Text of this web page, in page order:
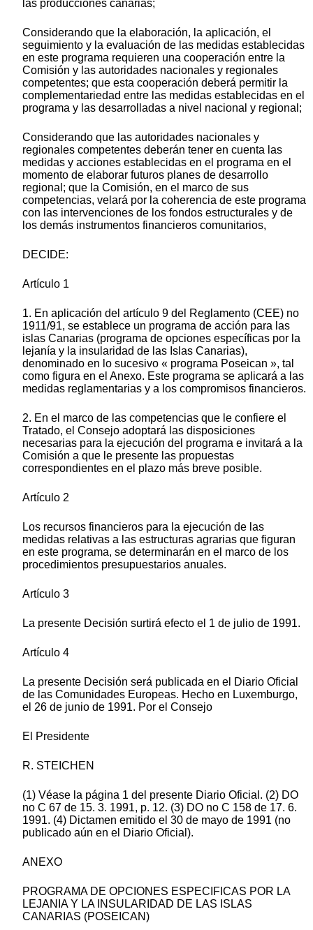
las producciones canarias;
Considerando que la elaboración, la aplicación, el
seguimiento y la evaluación de las medidas establecidas
en este programa requieren una cooperación entre la
Comisión y las autoridades nacionales y regionales
competentes; que esta cooperación deberá permitir la
complementariedad entre las medidas establecidas en el
programa y las desarrolladas a nivel nacional y regional;
Considerando que las autoridades nacionales y
regionales competentes deberán tener en cuenta las
medidas y acciones establecidas en el programa en el
momento de elaborar futuros planes de desarrollo
regional; que la Comisión, en el marco de sus
competencias, velará por la coherencia de este programa
con las intervenciones de los fondos estructurales y de
los demás instrumentos financieros comunitarios,
DECIDE:
Artículo 1
1. En aplicación del artículo 9 del Reglamento (CEE) no
1911/91, se establece un programa de acción para las
islas Canarias (programa de opciones específicas por la
lejanía y la insularidad de las Islas Canarias),
denominado en lo sucesivo « programa Poseican », tal
como figura en el Anexo. Este programa se aplicará a las
medidas reglamentarias y a los compromisos financieros.
2. En el marco de las competencias que le confiere el
Tratado, el Consejo adoptará las disposiciones
necesarias para la ejecución del programa e invitará a la
Comisión a que le presente las propuestas
correspondientes en el plazo más breve posible.
Artículo 2
Los recursos financieros para la ejecución de las
medidas relativas a las estructuras agrarias que figuran
en este programa, se determinarán en el marco de los
procedimientos presupuestarios anuales.
Artículo 3
La presente Decisión surtirá efecto el 1 de julio de 1991.
Artículo 4
La presente Decisión será publicada en el Diario Oficial
de las Comunidades Europeas. Hecho en Luxemburgo,
el 26 de junio de 1991. Por el Consejo
El Presidente
R. STEICHEN
(1) Véase la página 1 del presente Diario Oficial. (2) DO
no C 67 de 15. 3. 1991, p. 12. (3) DO no C 158 de 17. 6.
1991. (4) Dictamen emitido el 30 de mayo de 1991 (no
publicado aún en el Diario Oficial).
ANEXO
PROGRAMA DE OPCIONES ESPECIFICAS POR LA
LEJANIA Y LA INSULARIDAD DE LAS ISLAS
CANARIAS (POSEICAN)